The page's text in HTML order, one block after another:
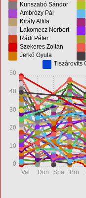
Kunszabó Sándor
Ambrózy Pál
Király Attila
Lakomecz Norbert
Rádi Péter
Szekeres Zoltán
Jerkó Gyula
Tiszárovits
Val Don Spa Brn
0
10
20
30
40
50